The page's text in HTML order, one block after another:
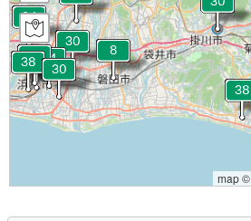
map ©